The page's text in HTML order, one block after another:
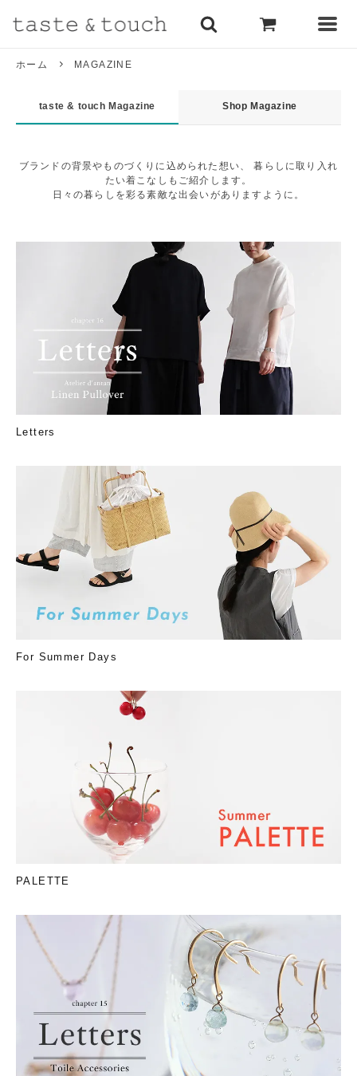
ホーム MAGAZINE
taste & touch Magazine Shop Magazine
ブランドの背景やものづくりに込められた想い、 暮らしに取り入れ
たい着こなしもご紹介します。
日々の暮らしを彩る素敵な出会いがありますように。
Letters
For Summer Days
PALETTE